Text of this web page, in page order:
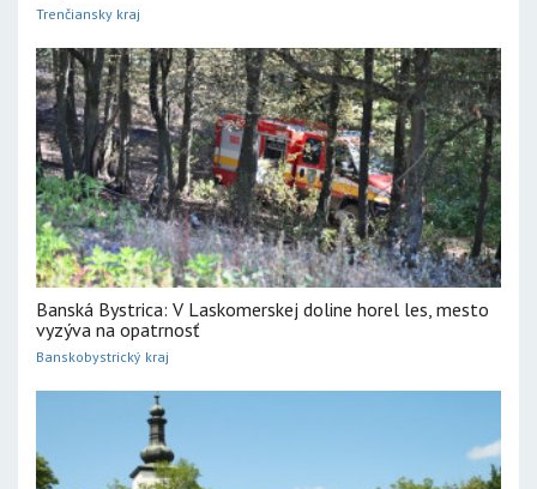
Trenčiansky kraj
Banská Bystrica: V Laskomerskej doline horel les, mesto
vyzýva na opatrnosť
Banskobystrický kraj